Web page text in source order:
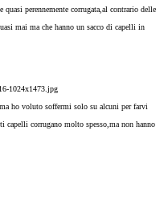
perennemente corrugata,al contrario delle
mai ma che hanno un sacco di capelli in
1024x1473.jpg
ho voluto soffermi solo su alcuni per farvi
capelli corrugano molto spesso,ma non hanno